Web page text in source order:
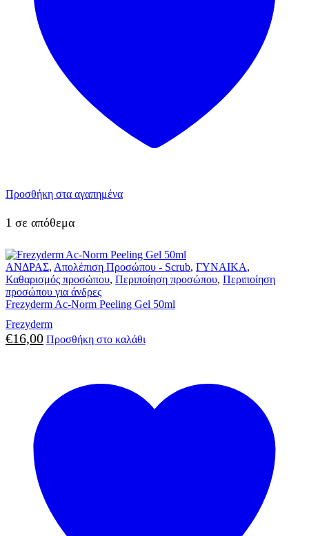
Προσθήκη στα αγαπημένα
1 σε απόθεμα
ΑΝΔΡΑΣ, Απολέπιση Προσώπου - Scrub, ΓΥΝΑΙΚΑ,
Καθαρισμός προσώπου, Περιποίηση προσώπου, Περιποίηση
προσώπου για άνδρες
Frezyderm Ac-Norm Peeling Gel 50ml
Frezyderm
€16,00 Προσθήκη στο καλάθι